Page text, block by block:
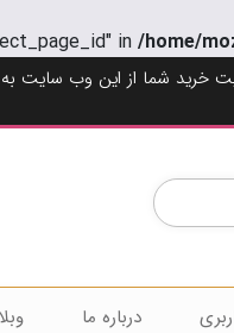
in /home/
خرید شما از این وب سایت
Products
search
درباره ما